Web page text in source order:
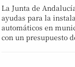
La Junta de
ayudas para la
automáticos en
con un presupuesto